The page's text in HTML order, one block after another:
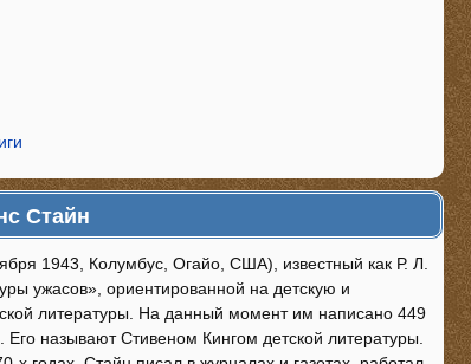
Стайн
1943, Колумбус, Огайо, США), известный как Р. Л.
ужасов», ориентированной на детскую и
литературы. На данный момент им написано 449
называют Стивеном Кингом детской литературы.